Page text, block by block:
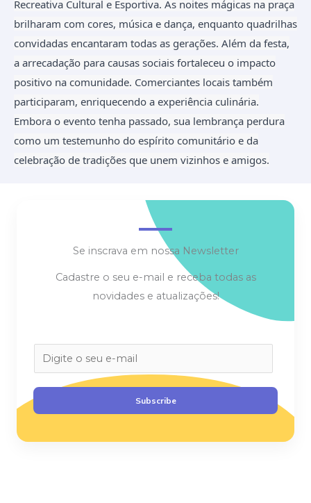
Recreativa Cultural e Esportiva. As noites mágicas na praça
brilharam com cores, música e dança, enquanto quadrilhas
convidadas encantaram todas as gerações. Além da festa,
a arrecadação para causas sociais fortaleceu o impacto
positivo na comunidade. Comerciantes locais também
participaram, enriquecendo a experiência culinária.
Embora o evento tenha passado, sua lembrança perdura
como um testemunho do espírito comunitário e da
celebração de tradições que unem vizinhos e amigos.
Se inscrava em nossa Newsletter
Cadastre o seu e-mail e receba todas as
novidades e atualizações!
m
a
i
*
Subscribe